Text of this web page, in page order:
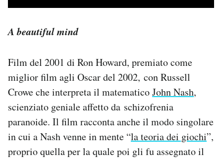
A beautiful mind
Film del 2001 di Ron Howard, premiato come
miglior film agli Oscar del 2002, con Russell
Crowe che interpreta il matematicoJohn Nash,
scienziato geniale affetto da schizofrenia
paranoide. Il film racconta anche il modo singolare
in cui a Nash venne in mente “la teoria dei giochi”,
proprio quella per la quale poi gli fu assegnato il